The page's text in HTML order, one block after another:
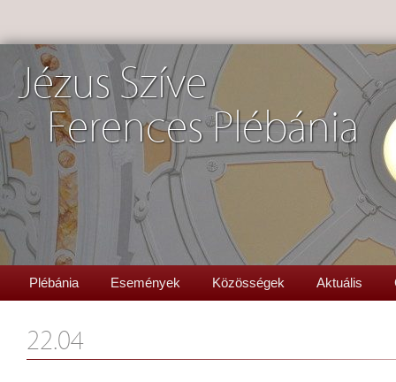
Jézus Szíve
Ferences Plébánia
Plébánia Események Közösségek Aktuális
22.04